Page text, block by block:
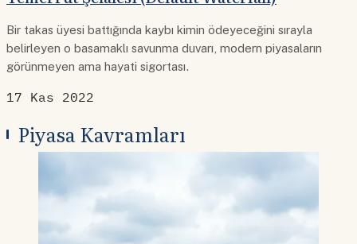
Bir takas üyesi battığında kaybı kimin ödeyeceğini sırayla
belirleyen o basamaklı savunma duvarı, modern piyasaların
görünmeyen ama hayati sigortası.
17 Kas 2022
Piyasa Kavramları